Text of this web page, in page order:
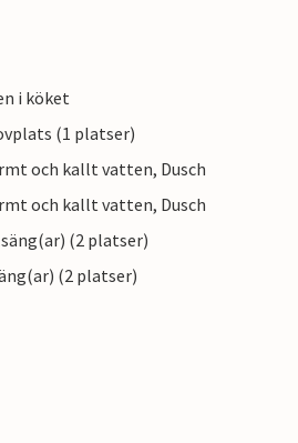
i köket
(1 platser)
och kallt vatten, Dusch
och kallt vatten, Dusch
(2 platser)
(2 platser)